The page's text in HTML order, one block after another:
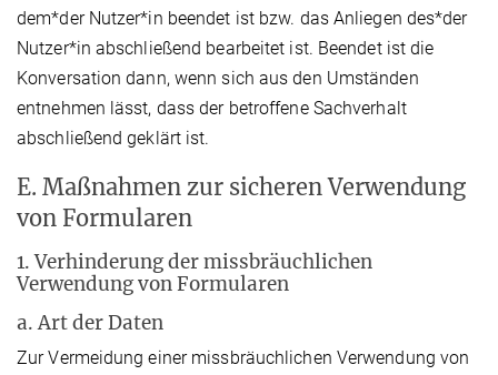
dem*der Nutzer*in beendet ist bzw. das Anliegen des*der
Nutzer*in abschließend bearbeitet ist. Beendet ist die
Konversation dann, wenn sich aus den Umständen
entnehmen lässt, dass der betroffene Sachverhalt
abschließend geklärt ist.
E. Maßnahmen zur sicheren Verwendung
von Formularen
1. Verhinderung der missbräuchlichen
Verwendung von Formularen
a. Art der Daten
Zur Vermeidung einer missbräuchlichen Verwendung von